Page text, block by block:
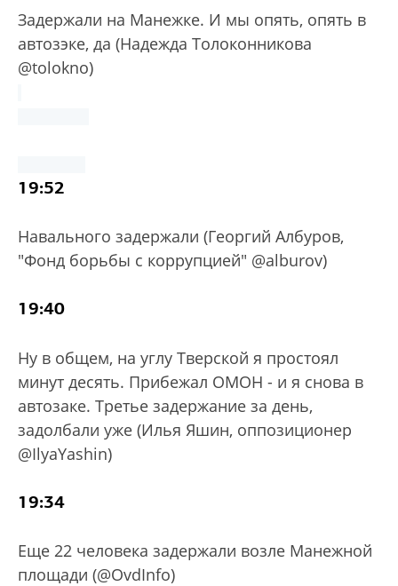
Задержали на Манежке. И мы опять, опять в
автозэке, да (Надежда Толоконникова
@tolokno)
19:52
Навального задержали (Георгий Албуров,
"Фонд борьбы с коррупцией" @alburov)
19:40
Ну в общем, на углу Тверской я простоял
минут десять. Прибежал ОМОН - и я снова в
автозаке. Третье задержание за день,
задолбали уже (Илья Яшин, оппозиционер
@IlyaYashin)
19:34
Еще 22 человека задержали возле Манежной
площади (@OvdInfo)